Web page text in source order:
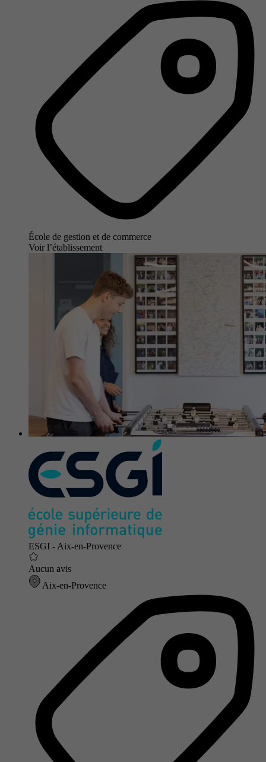
École de gestion et de commerce
Voir l’établissement
ESGI - Aix-en-Provence
Aucun avis
Aix-en-Provence